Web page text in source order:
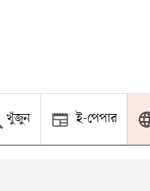
খুঁজুন ই-পেপার